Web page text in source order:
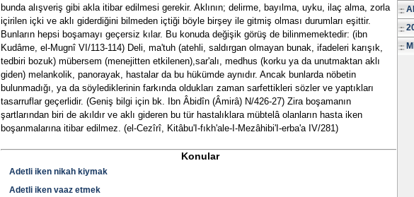
bunda alışveriş gibi akla itibar edilmesi gerekir. Aklının; delirme, bayılma, uyku, ilaç alma, zorla
içirilen içki ve aklı giderdiğini bilmeden içtiği böyle birşey ile gitmiş olması durumları eşittir.
Bunların hepsi boşamayı geçersiz kılar. Bu konuda değişik görüş de bilinmemektedir: (ibn
Kudâme, el-Mugnî VI/113-114) Deli, ma'tuh (atehli, saldırgan olmayan bunak, ifadeleri karışık,
tedbiri bozuk) mübersem (menejitten etkilenen),sar'alı, medhus (korku ya da unutmaktan aklı
giden) melankolik, panorayak, hastalar da bu hükümde aynıdır. Ancak bunlarda nöbetin
bulunmadığı, ya da söylediklerinin farkında oldukları zaman sarfettikleri sözler ve yaptıkları
tasarruflar geçerlidir. (Geniş bilgi için bk. Ibn Âbidîn (Âmirâ) N/426-27) Zira boşamanın
şartlarından biri de akıldır ve aklı gideren bu tür hastalıklara mübtelâ olanların hasta iken
boşanmalarına itibar edilmez. (el-Cezîrî, Kitâbu'I-fıkh'ale-I-Mezâhibi'I-erba'a IV/281)
Konular
Adetli iken nikah kiymak
Adetli iken vaaz etmek